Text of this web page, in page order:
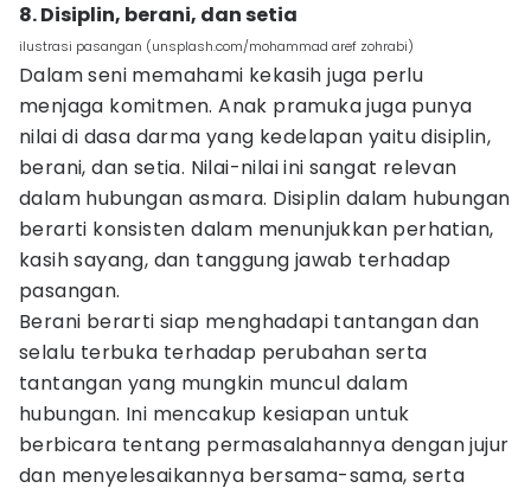
8. Disiplin, berani, dan setia
ilustrasi pasangan (unsplash.com/mohammad aref zohrabi)
Dalam seni memahami kekasih juga perlu
menjaga komitmen. Anak pramuka juga punya
nilai di dasa darma yang kedelapan yaitu disiplin,
berani, dan setia. Nilai-nilai ini sangat relevan
dalam hubungan asmara. Disiplin dalam hubungan
berarti konsisten dalam menunjukkan perhatian,
kasih sayang, dan tanggung jawab terhadap
pasangan.
Berani berarti siap menghadapi tantangan dan
selalu terbuka terhadap perubahan serta
tantangan yang mungkin muncul dalam
hubungan. Ini mencakup kesiapan untuk
berbicara tentang permasalahannya dengan jujur
dan menyelesaikannya bersama-sama, serta